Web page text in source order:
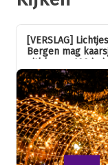
[VERSLAG]
Bergen mag
jubileum!